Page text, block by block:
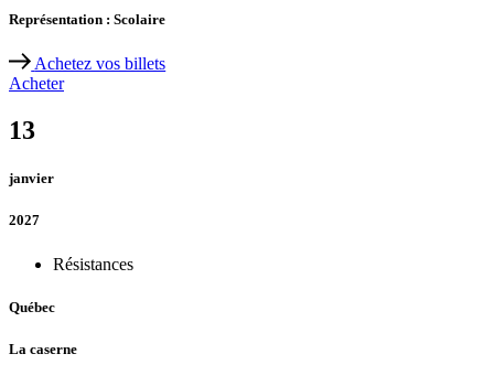
Représentation : Scolaire
Achetez vos billets
Acheter
13
janvier
2027
Résistances
Québec
La caserne